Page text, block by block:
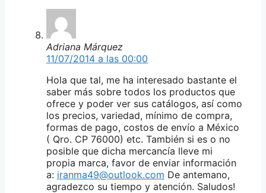
Adriana Márquez
11/07/2014 a las 00:00
Hola que tal, me ha interesado bastante el
saber más sobre todos los productos que
ofrece y poder ver sus catálogos, así como
los precios, variedad, mínimo de compra,
formas de pago, costos de envío a México
( Qro. CP 76000) etc. También si es o no
posible que dicha mercancía lleve mi
propia marca, favor de enviar información
a: iranma49@outlook.com De antemano,
agradezco su tiempo y atención. Saludos!